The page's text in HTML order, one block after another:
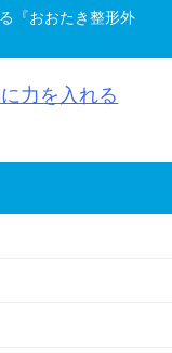
『おおたき整形外